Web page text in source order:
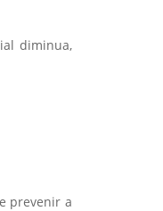
diminua,
prevenir a